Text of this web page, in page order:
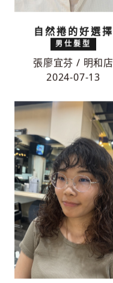
自然捲的好選擇
男仕髮型
張廖宜芬 / 明和店
2024-07-13